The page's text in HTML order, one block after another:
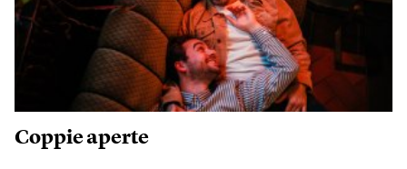
Coppie aperte